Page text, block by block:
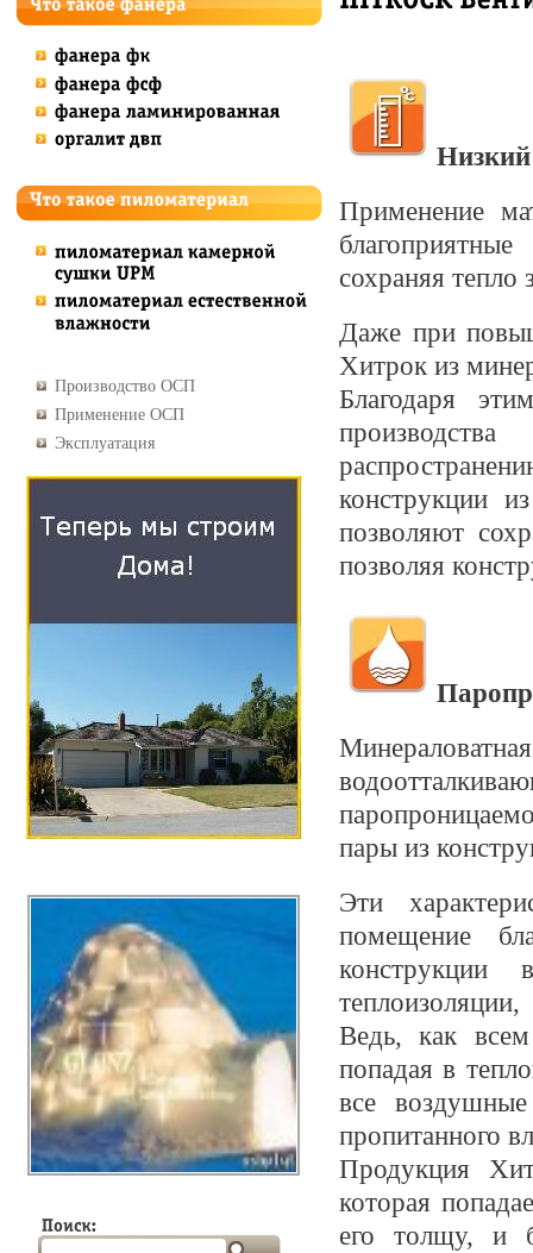
Низкий
Применение
сохраняя
Даже при
Хитрок из
Благодаря
конструкции
позволяют
позволяя
пары из
Эти
помещение
Ведь, как
попадая в
все
пропитанного
Продукция
которая
его толщу, и
Производство ОСП
Применение ОСП
Эксплуатация